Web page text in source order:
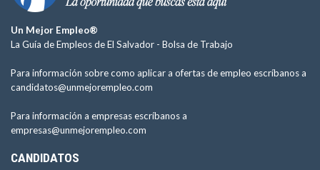
Un Mejor Empleo®
La Guía de Empleos de El Salvador - Bolsa de Trabajo
Para información sobre como aplicar a ofertas de empleo escríbanos a
candidatos@unmejorempleo.com
Para información a empresas escríbanos a
empresas@unmejorempleo.com
CANDIDATOS